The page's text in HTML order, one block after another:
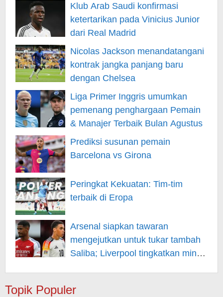
Klub Arab Saudi konfirmasi
ketertarikan pada Vinicius Junior
dari Real Madrid
Nicolas Jackson menandatangani
kontrak jangka panjang baru
dengan Chelsea
Liga Primer Inggris umumkan
pemenang penghargaan Pemain
& Manajer Terbaik Bulan Agustus
Prediksi susunan pemain
Barcelona vs Girona
Peringkat Kekuatan: Tim-tim
terbaik di Eropa
Arsenal siapkan tawaran
mengejutkan untuk tukar tambah
Saliba; Liverpool tingkatkan minat
Topik Populer